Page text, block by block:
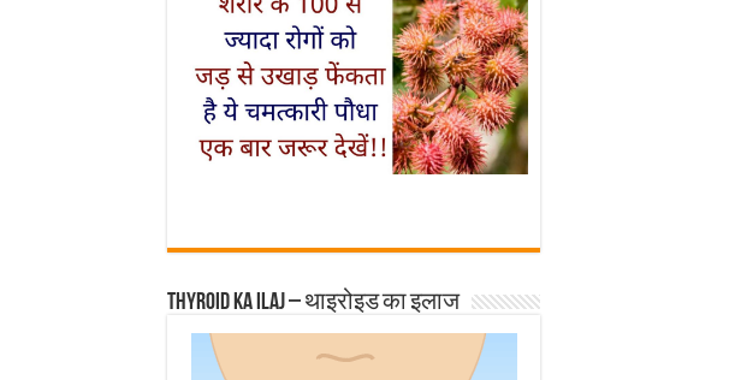
Thyroid ka ilaj – थाइरोइड का इलाज